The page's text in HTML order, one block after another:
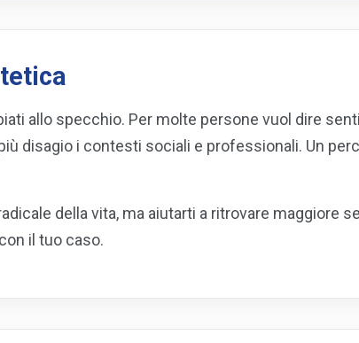
allo specchio. Per molte persone vuol dire
disagio i contesti sociali e professionali. Un
della vita, ma aiutarti a ritrovare maggiore
il tuo caso.